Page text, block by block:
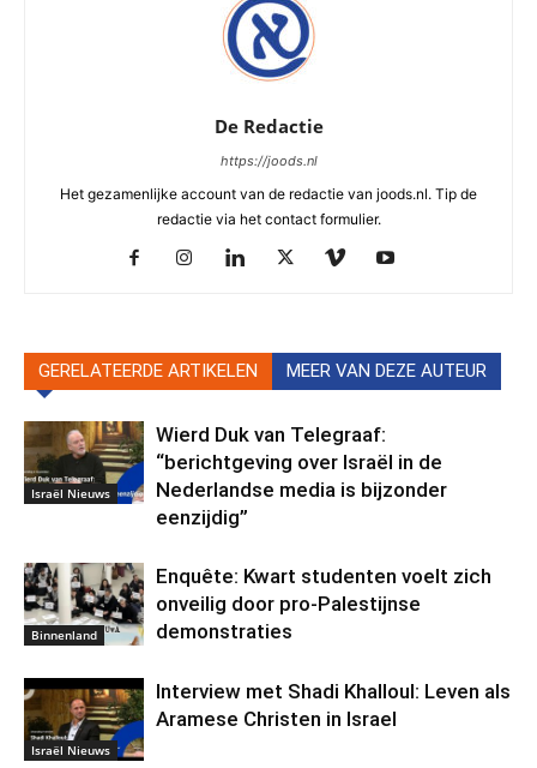
De Redactie
https://joods.nl
Het gezamenlijke account van de redactie van joods.nl. Tip de
redactie via het contact formulier.
GERELATEERDE ARTIKELEN MEER VAN DEZE AUTEUR
Israël Nieuws
Wierd Duk van Telegraaf:
“berichtgeving over Israël in de
Nederlandse media is bijzonder
eenzijdig”
Binnenland
Enquête: Kwart studenten voelt zich
onveilig door pro-Palestijnse
demonstraties
Israël Nieuws
Interview met Shadi Khalloul: Leven als
Aramese Christen in Israel